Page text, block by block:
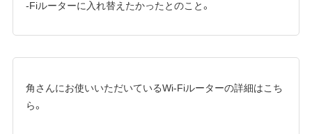
-Fiルーターに入れ替えたかったとのこと。
角さんにお使いいただいているWi-Fiルーターの詳細はこち
ら。